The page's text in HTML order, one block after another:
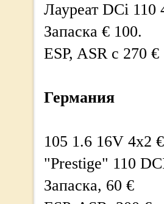
Лауреат DCi 110
Запаска € 100.
ESP, ASR с 270 €
Германия
105 1.6 16V 4x2
"Prestige" 110
Запаска, 60 €